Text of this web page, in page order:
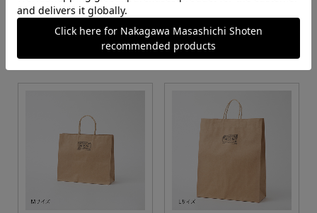
S・M・Lサイズより当店に
お任せ
カートに入れる カートに入れる